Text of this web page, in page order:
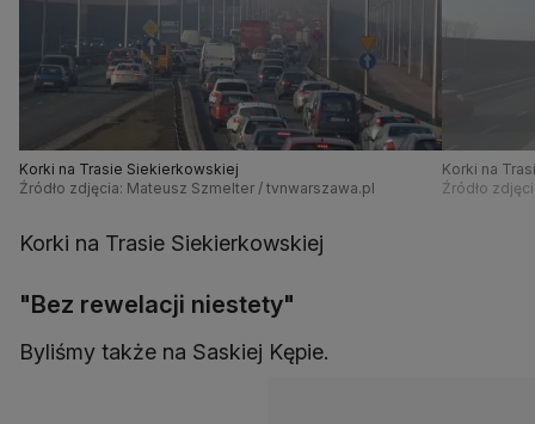
Korki na Trasie Siekierkowskiej
Źródło zdjęcia: Mateusz Szmelter / tvnwarszawa.pl
Korki na
Źródło
Korki na Trasie Siekierkowskiej
"Bez rewelacji niestety"
Byliśmy także na Saskiej Kępie.